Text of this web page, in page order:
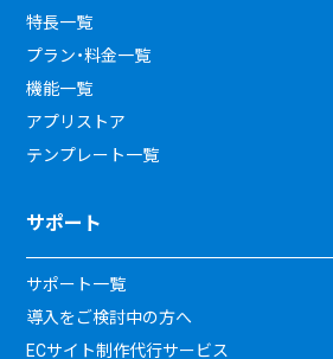
特長一覧
プラン・料金一覧
機能一覧
アプリストア
テンプレート一覧
サポート
サポート一覧
導入をご検討中の方へ
ECサイト制作代行サービス